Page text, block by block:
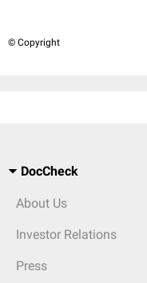
© Copyright
DocCheck
About Us
Investor Relations
Press